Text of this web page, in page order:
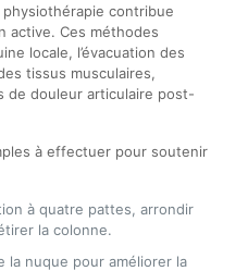
contribue
active. Ces méthodes
locale, l’évacuation des
tissus musculaires,
de douleur articulaire post-
à effectuer pour soutenir
à quatre pattes, arrondir
la colonne.
la nuque pour améliorer la